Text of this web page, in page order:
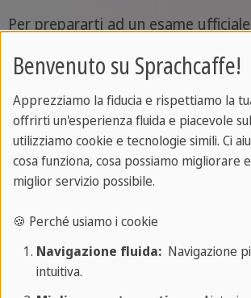
Per prepararti ad un esame
confidenza con il formato del test,
dei tempi e con il tipo di domande
posto. Svolgere unasimulazione
spagnolopotrebbe esserti di
sviluppare sicurezza e non arrivare
giorno decisivo. Qui di seguito ne
per sezione: mettiti alla prova con
Ci sono anche le soluzioni, così puoi
sono le aree in cui hai ancora
Benvenuto su Sprachcaffe!
Apprezziamo la fiducia e rispettiamo la
offrirti un'esperienza fluida e piacevole
utilizziamo cookie e tecnologie simili. Ci
cosa funziona, cosa possiamo migliorare
miglior servizio possibile.
🍪 Perché usiamo i cookie
Navigazione fluida:Navigazione
intuitiva.